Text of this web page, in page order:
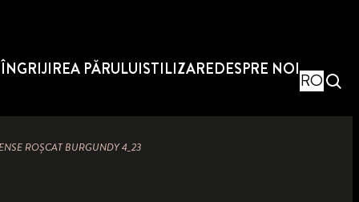
ÎNGRIJIREA PĂRULUISTILIZAREDESPRE NOI
RO
ROȘCAT BURGUNDY 4_23